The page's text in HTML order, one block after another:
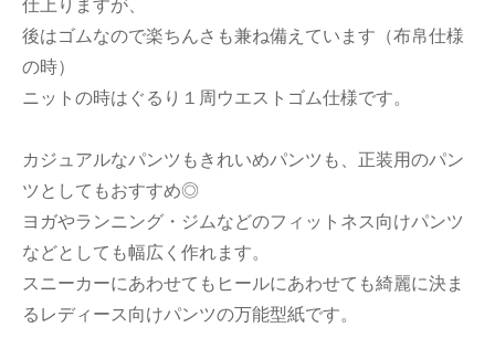
仕上りますが、
後はゴムなので楽ちんさも兼ね備えています（布帛仕様
の時）
ニットの時はぐるり１周ウエストゴム仕様です。
カジュアルなパンツもきれいめパンツも、正装用のパン
ツとしてもおすすめ◎
ヨガやランニング・ジムなどのフィットネス向けパンツ
などとしても幅広く作れます。
スニーカーにあわせてもヒールにあわせても綺麗に決ま
るレディース向けパンツの万能型紙です。